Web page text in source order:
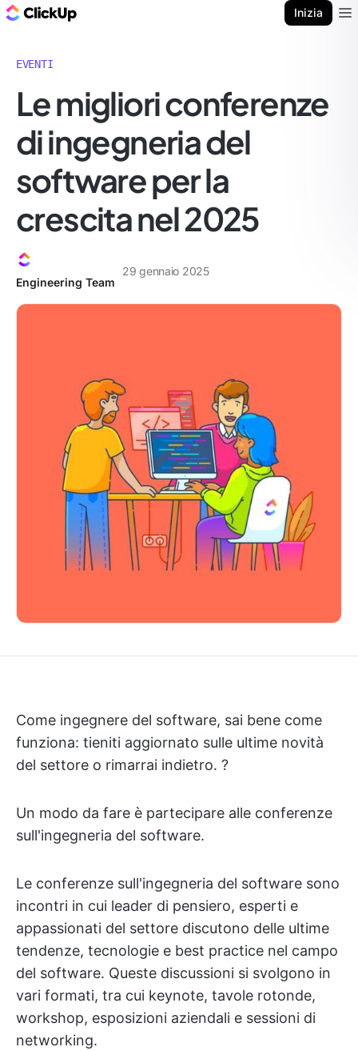
Inizia
EVENTI
Le migliori conferenze
di ingegneria del
software per la
crescita nel 2025
Engineering Team
29 gennaio 2025
Come ingegnere del software, sai bene come
funziona: tieniti aggiornato sulle ultime novità
del settore o rimarrai indietro. ?
Un modo da fare è partecipare alle conferenze
sull'ingegneria del software.
Le conferenze sull'ingegneria del software sono
incontri in cui leader di pensiero, esperti e
appassionati del settore discutono delle ultime
tendenze, tecnologie e best practice nel campo
del software. Queste discussioni si svolgono in
vari formati, tra cui keynote, tavole rotonde,
workshop, esposizioni aziendali e sessioni di
networking.